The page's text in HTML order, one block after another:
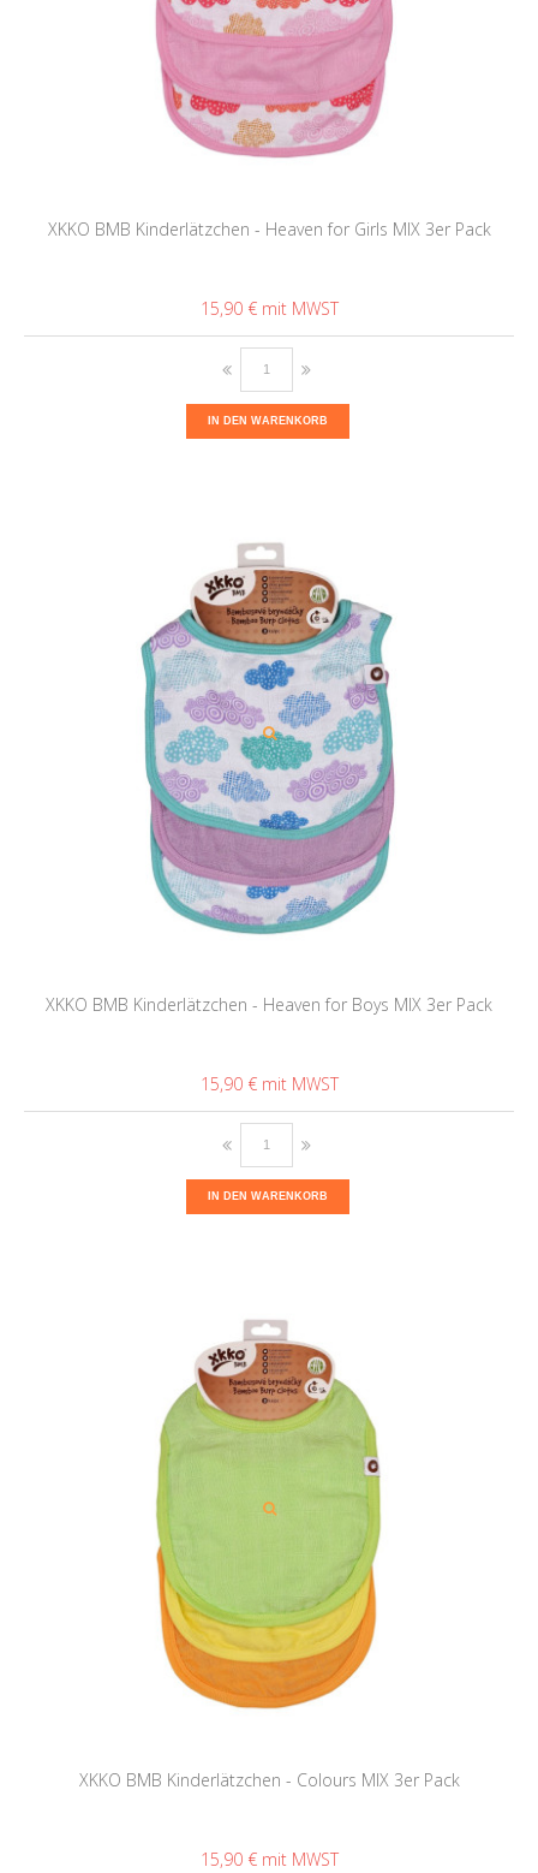
XKKO BMB Kinderlätzchen - Heaven for Girls MIX 3er Pack
15,90 €
IN DEN WARENKORB
XKKO BMB Kinderlätzchen - Heaven for Boys MIX 3er Pack
15,90 €
IN DEN WARENKORB
XKKO BMB Kinderlätzchen - Colours MIX 3er Pack
15,90 €